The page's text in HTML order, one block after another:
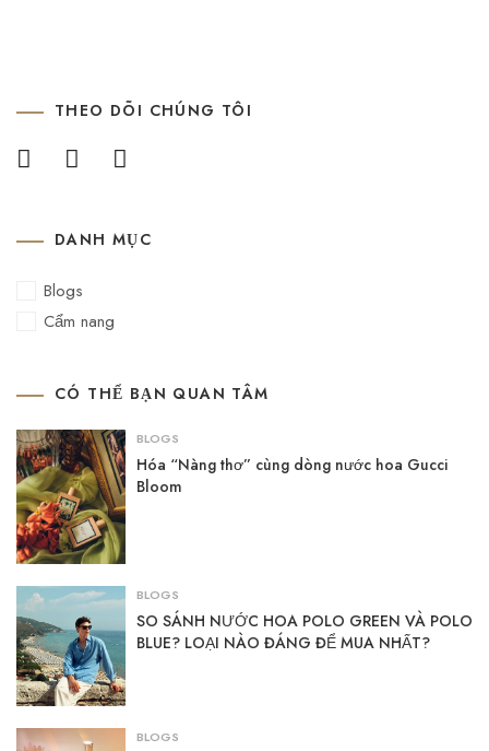
THEO DÕI CHÚNG TÔI
DANH MỤC
Blogs
Cẩm nang
CÓ THỂ BẠN QUAN TÂM
BLOGS
Hóa “Nàng thơ” cùng dòng nước hoa Gucci
Bloom
BLOGS
SO SÁNH NƯỚC HOA POLO GREEN VÀ POLO
BLUE? LOẠI NÀO ĐÁNG ĐỂ MUA NHẤT?
BLOGS